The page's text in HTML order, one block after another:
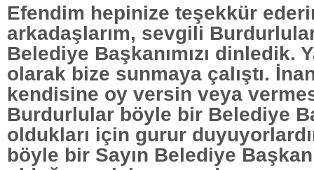
Efendim hepinize teşekkür
arkadaşlarım, sevgili
Belediye Başkanımızı dinledik.
olarak bize sunmaya çalıştı.
kendisine oy versin veya
Burdurlular böyle bir Belediye
oldukları için gurur
böyle bir Sayın Belediye